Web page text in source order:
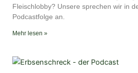
Fleischlobby? Unsere sprechen wir in
Podcastfolge an.
Mehr lesen »